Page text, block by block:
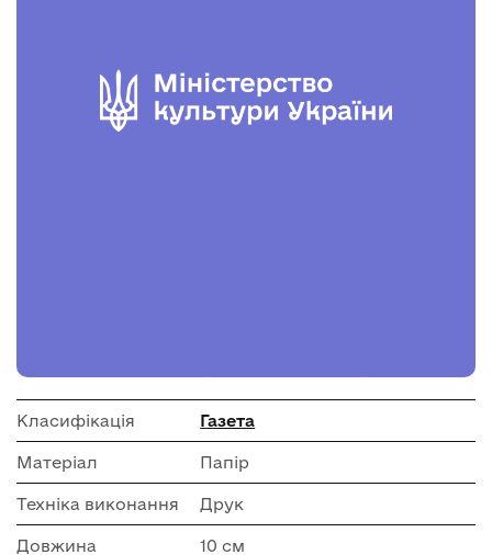
Класифікація Газета
Матеріал Папір
Техніка виконання Друк
Довжина 10 см